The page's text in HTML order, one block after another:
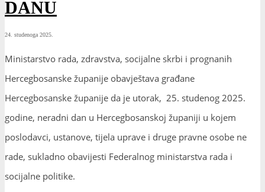
DANU
24. studenoga 2025.
Ministarstvo rada, zdravstva, socijalne skrbi i prognanih
Hercegbosanske županije obavještava građane
Hercegbosanske županije da je utorak, 25. studenog 2025.
godine, neradni dan u Hercegbosanskoj županiji u kojem
poslodavci, ustanove, tijela uprave i druge pravne osobe ne
rade, sukladno obavijesti Federalnog ministarstva rada i
socijalne politike.